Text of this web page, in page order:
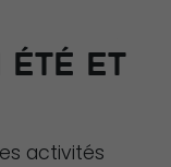
ÉTÉ ET
activités